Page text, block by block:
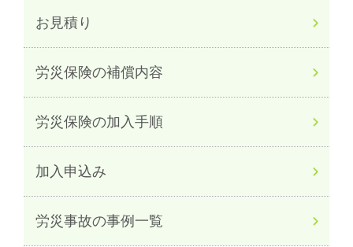
お見積り
労災保険の補償内容
労災保険の加入手順
加入申込み
労災事故の事例一覧